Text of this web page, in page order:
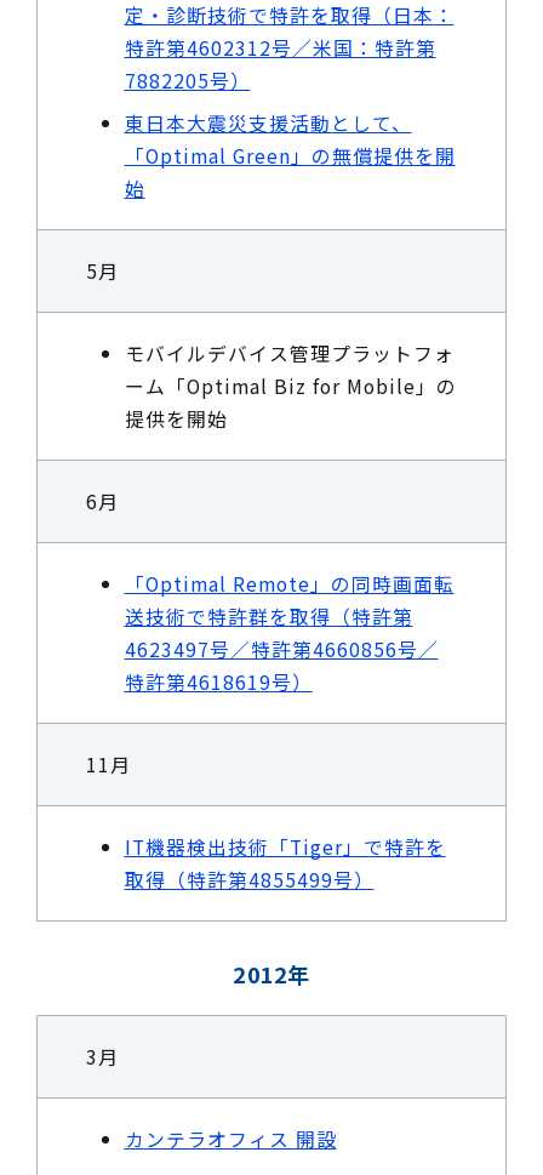
定・診断技術で特許を取得（日本：
特許第4602312号／米国：特許第
7882205号）
東日本大震災支援活動として、
「Optimal Green」の無償提供を開
始
5月
モバイルデバイス管理プラットフォ
ーム「Optimal Biz for Mobile」の
提供を開始
6月
「Optimal Remote」の同時画面転
送技術で特許群を取得（特許第
4623497号／特許第4660856号／
特許第4618619号）
11月
IT機器検出技術「Tiger」で特許を
取得（特許第4855499号）
2012年
3月
カンテラオフィス 開設